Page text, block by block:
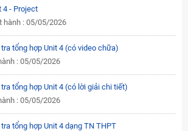
4 - Project
hành : 05/05/2026
tra tổng hợp Unit 4 (có video chữa)
: 05/05/2026
tra tổng hợp Unit 4 (có lời giải chi tiết)
: 05/05/2026
tổng hợp Unit 4 dạng TN THPT